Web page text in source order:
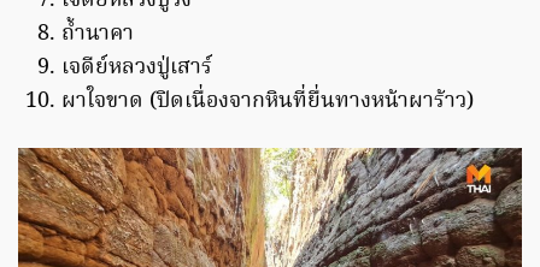
ถ้ำนาคา
เจดีย์หลวงปู่เสาร์
ผาใจขาด (ปิดเนื่องจากหินที่ยื่นทางหน้าผาร้าว)